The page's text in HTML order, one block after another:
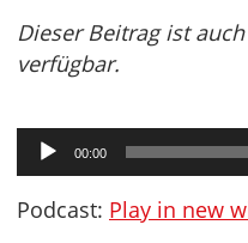
Dieser Beitrag ist
verfügbar.
Audio-
Player
00:00
Podcast: Play in new